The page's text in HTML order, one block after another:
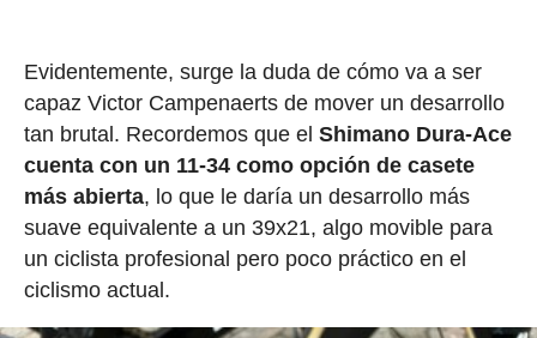
Evidentemente, surge la duda de cómo va a ser
capaz Victor Campenaerts de mover un desarrollo
tan brutal. Recordemos que el Shimano Dura-Ace
cuenta con un 11-34 como opción de casete
más abierta, lo que le daría un desarrollo más
suave equivalente a un 39x21, algo movible para
un ciclista profesional pero poco práctico en el
ciclismo actual.